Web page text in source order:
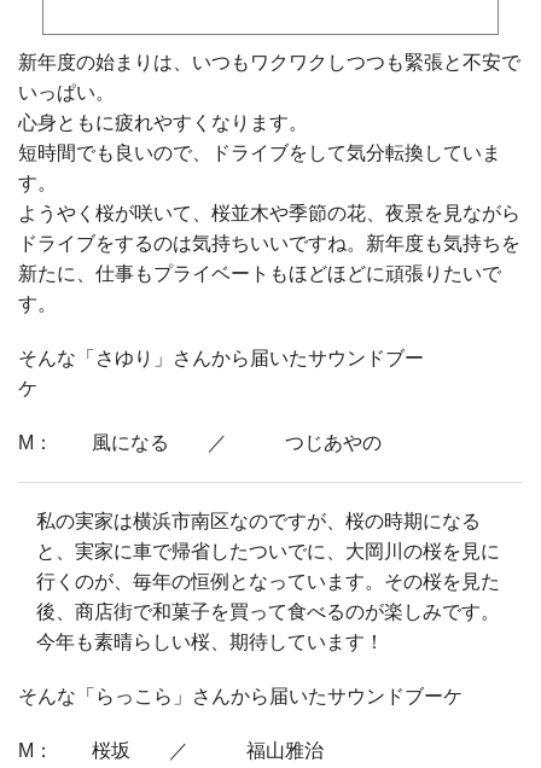
新年度の始まりは、いつもワクワクしつつも緊張と不安で
いっぱい。
心身ともに疲れやすくなります。
短時間でも良いので、ドライブをして気分転換していま
す。
ようやく桜が咲いて、桜並木や季節の花、夜景を見ながら
ドライブをするのは気持ちいいですね。新年度も気持ちを
新たに、仕事もプライベートもほどほどに頑張りたいで
す。
そんな「さゆり」さんから届いたサウンドブー
ケ
M： 風になる ／ つじあやの
私の実家は横浜市南区なのですが、桜の時期になる
と、実家に車で帰省したついでに、大岡川の桜を見に
行くのが、毎年の恒例となっています。その桜を見た
後、商店街で和菓子を買って食べるのが楽しみです。
今年も素晴らしい桜、期待しています！
そんな「らっこら」さんから届いたサウンドブーケ
M： 桜坂 ／ 福山雅治